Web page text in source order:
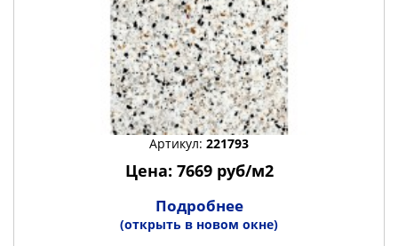
Артикул: 221793
Цена: 7669 руб/м2
Подробнее
(открыть в новом окне)